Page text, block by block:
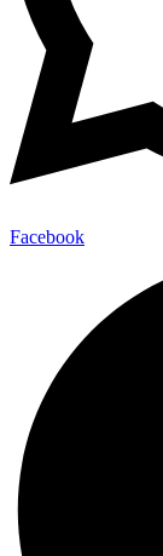
Facebook